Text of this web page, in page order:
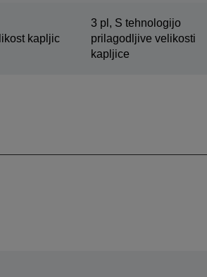
kapljic
3 pl, S tehnologijo
prilagodljive velikosti
kapljice